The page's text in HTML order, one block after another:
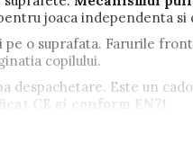
joaca independenta si
o suprafata. Farurile
copilului.
despachetare. Este un
CE si conform EN71